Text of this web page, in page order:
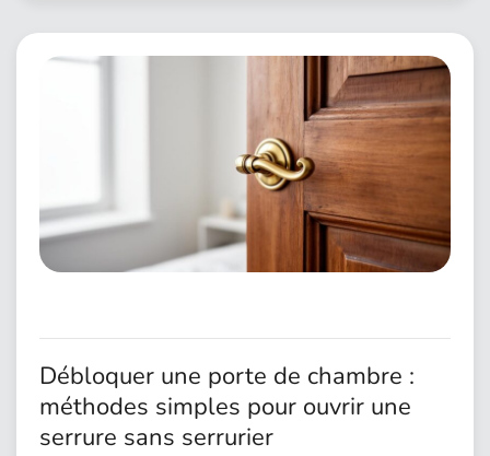
Débloquer une porte de chambre :
méthodes simples pour ouvrir une
serrure sans serrurier